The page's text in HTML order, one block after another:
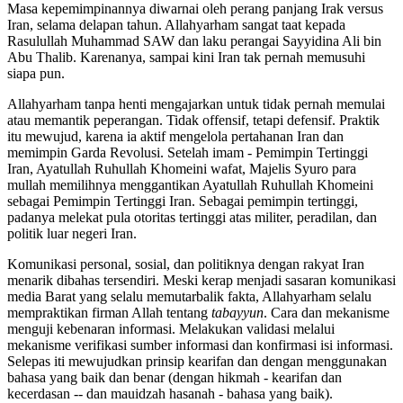
Masa kepemimpinannya diwarnai oleh perang panjang Irak versus
Iran, selama delapan tahun. Allahyarham sangat taat kepada
Rasulullah Muhammad SAW dan laku perangai Sayyidina Ali bin
Abu Thalib. Karenanya, sampai kini Iran tak pernah memusuhi
siapa pun.
Allahyarham tanpa henti mengajarkan untuk tidak pernah memulai
atau memantik peperangan. Tidak offensif, tetapi defensif. Praktik
itu mewujud, karena ia aktif mengelola pertahanan Iran dan
memimpin Garda Revolusi. Setelah imam - Pemimpin Tertinggi
Iran, Ayatullah Ruhullah Khomeini wafat, Majelis Syuro para
mullah memilihnya menggantikan Ayatullah Ruhullah Khomeini
sebagai Pemimpin Tertinggi Iran. Sebagai pemimpin tertinggi,
padanya melekat pula otoritas tertinggi atas militer, peradilan, dan
politik luar negeri Iran.
Komunikasi personal, sosial, dan politiknya dengan rakyat Iran
menarik dibahas tersendiri. Meski kerap menjadi sasaran komunikasi
media Barat yang selalu memutarbalik fakta, Allahyarham selalu
mempraktikan firman Allah tentang tabayyun. Cara dan mekanisme
menguji kebenaran informasi. Melakukan validasi melalui
mekanisme verifikasi sumber informasi dan konfirmasi isi informasi.
Selepas iti mewujudkan prinsip kearifan dan dengan menggunakan
bahasa yang baik dan benar (dengan hikmah - kearifan dan
kecerdasan -- dan mauidzah hasanah - bahasa yang baik).